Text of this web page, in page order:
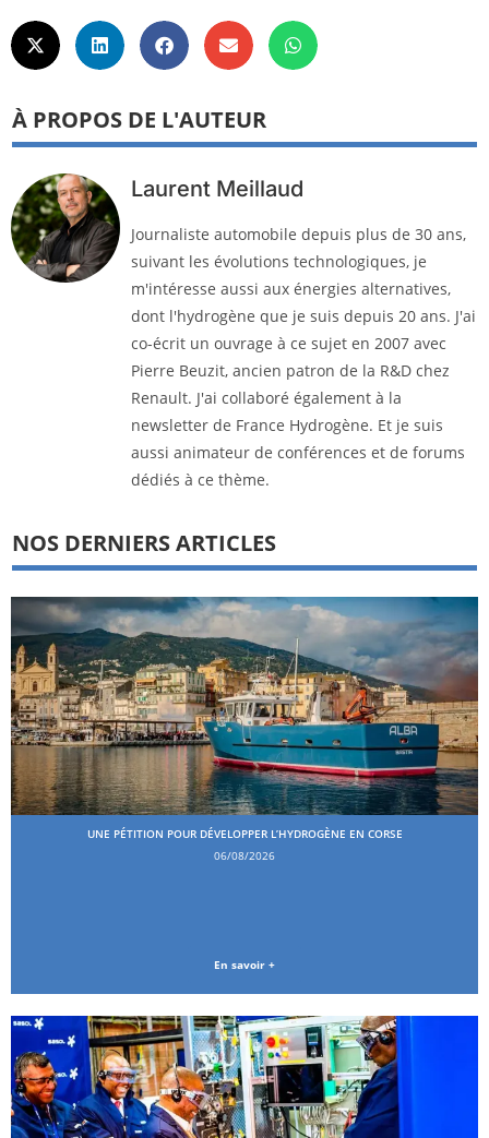
À PROPOS DE L'AUTEUR
Laurent Meillaud
Journaliste automobile depuis plus de 30 ans,
suivant les évolutions technologiques, je
m'intéresse aussi aux énergies alternatives,
dont l'hydrogène que je suis depuis 20 ans. J'ai
co-écrit un ouvrage à ce sujet en 2007 avec
Pierre Beuzit, ancien patron de la R&D chez
Renault. J'ai collaboré également à la
newsletter de France Hydrogène. Et je suis
aussi animateur de conférences et de forums
dédiés à ce thème.
NOS DERNIERS ARTICLES
UNE PÉTITION POUR DÉVELOPPER L’HYDROGÈNE EN CORSE
06/08/2026
En savoir +